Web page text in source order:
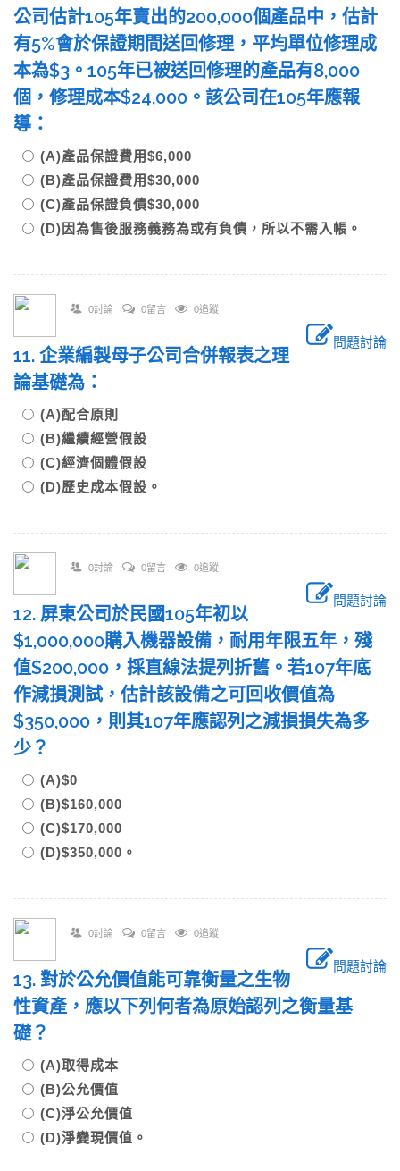
公司估計105年賣出的200,000個產品中，估計
有5%會於保證期間送回修理，平均單位修理成
本為$3。105年已被送回修理的產品有8,000
個，修理成本$24,000。該公司在105年應報
導：
(A)產品保證費用$6,000
(B)產品保證費用$30,000
(C)產品保證負債$30,000
(D)因為售後服務義務為或有負債，所以不需入帳。
0討論 0留言 0追蹤
問題討論
11. 企業編製母子公司合併報表之理
論基礎為：
(A)配合原則
(B)繼續經營假設
(C)經濟個體假設
(D)歷史成本假設。
0討論 0留言 0追蹤
問題討論
12. 屏東公司於民國105年初以
$1,000,000購入機器設備，耐用年限五年，殘
值$200,000，採直線法提列折舊。若107年底
作減損測試，估計該設備之可回收價值為
$350,000，則其107年應認列之減損損失為多
少？
(A)$0
(B)$160,000
(C)$170,000
(D)$350,000。
0討論 0留言 0追蹤
問題討論
13. 對於公允價值能可靠衡量之生物
性資產，應以下列何者為原始認列之衡量基
礎？
(A)取得成本
(B)公允價值
(C)淨公允價值
(D)淨變現價值。